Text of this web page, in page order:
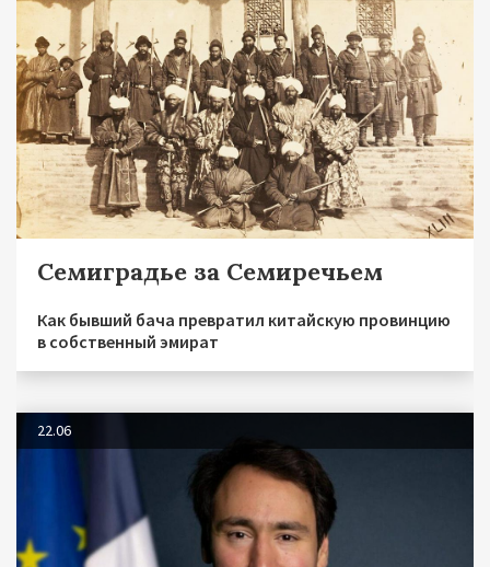
Семиградье за Семиречьем
Как бывший бача превратил китайскую провинцию
в собственный эмират
22.06